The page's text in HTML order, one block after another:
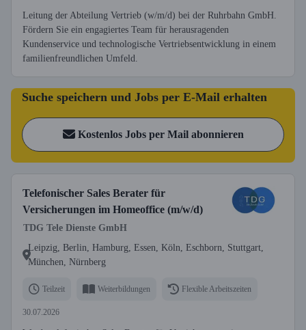
Leitung der Abteilung Vertrieb (w/m/d) bei der Ruhrbahn GmbH.
Fördern Sie ein engagiertes Team für herausragenden
Kundenservice und technologische Vertriebsentwicklung in einem
familienfreundlichen Umfeld.
Suche speichern und Jobs per E-Mail erhalten
Kostenlos Jobs per Mail abonnieren
Telefonischer Sales Berater für
Versicherungen im Homeoffice (m/w/d)
TDG Tele Dienste GmbH
Leipzig, Berlin, Hamburg, Essen, Köln, Eschborn, Stuttgart,
München, Nürnberg
Teilzeit Weiterbildungen Flexible Arbeitszeiten
30.07.2026